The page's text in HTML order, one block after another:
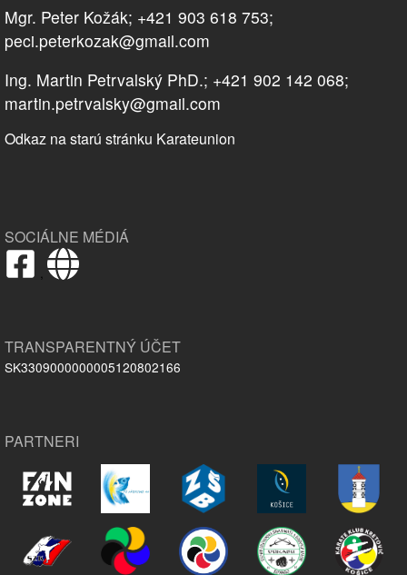
Mgr. Peter Kožák; +421 903 618 753;
peci.peterkozak@gmail.com
Ing. Martin Petrvalský PhD.; +421 902 142 068;
martin.petrvalsky@gmail.com
Odkaz na starú stránku Karateunion
SOCIÁLNE MÉDIÁ
,
TRANSPARENTNÝ ÚČET
SK3309000000005120802166
PARTNERI